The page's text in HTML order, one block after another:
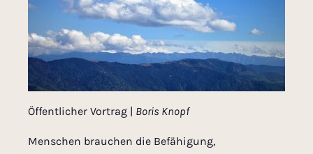
Öffentlicher Vortrag | Boris Knopf
Menschen brauchen die Befähigung,